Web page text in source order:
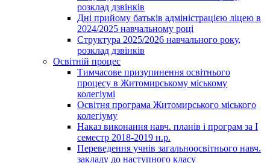
розклад дзвінків
Дні прийому батьків адміністрацією ліцею в
2024/2025 навчальному році
Структура 2025/2026 навчального року,
розклад дзвінків
Освітній процес
Тимчасове призупинення освітнього
процесу в Житомирському міському
колегіумі
Освітня програма Житомирського міського
колегіуму
Наказ виконання навч. планів і програм за І
семестр 2018-2019 н.р.
Переведення учнів загальноосвітнього навч.
закладу до наступного класу